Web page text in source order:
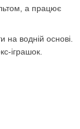
а працює
на водній основі.
іграшок.